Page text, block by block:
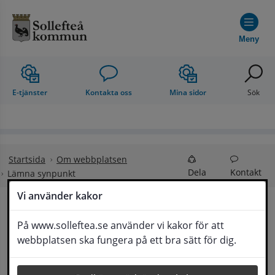
Vi använder kakor
På www.solleftea.se använder vi kakor för att
webbplatsen ska fungera på ett bra sätt för dig.
Meny
E-tjänster Kontakta oss Mina sidor Sök
Startsida
Om webbplatsen
Lämna synpunkt
Dela Kontakt
Lämna synpunkt
Här kan du lämna synpunkter, förslag och